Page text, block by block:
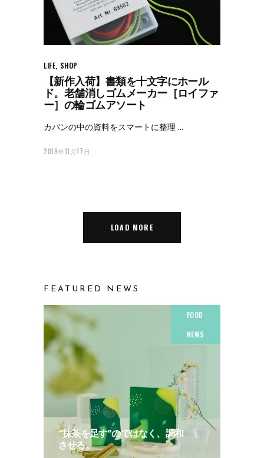
LIFE, SHOP
【新作入荷】書類を十文字にホール
ド。老舗消しゴムメーカー［ロイファ
ー］の輪ゴムアソート
カバンの中の資料をスマートに整理
2019年11月17日
LOAD MORE
FEATURED NEWS
FOOD
NEWS
“抹茶を足す”のではなく、調和
させる。